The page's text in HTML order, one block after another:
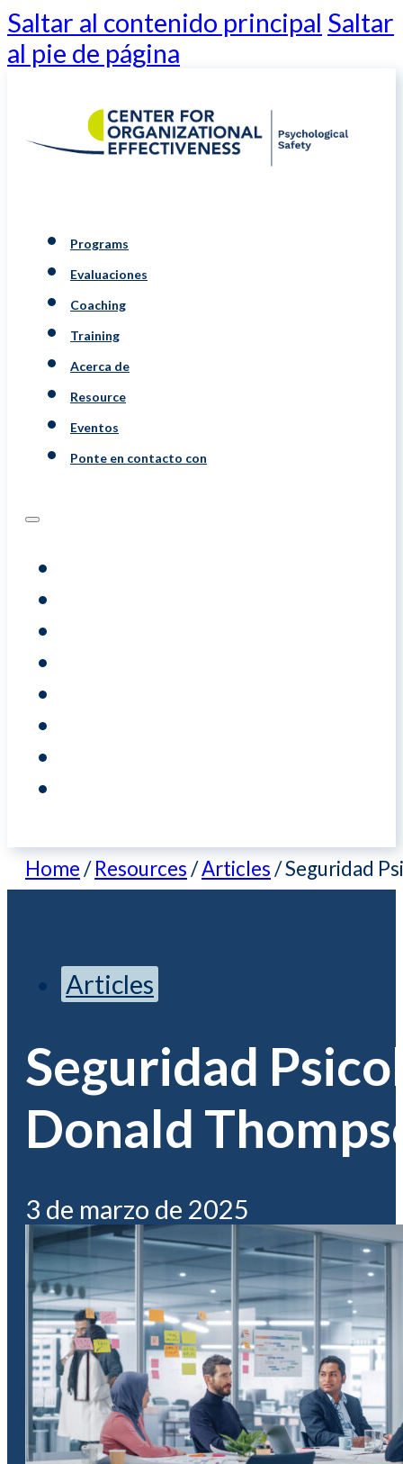
Saltar al contenido principal Saltar
al pie de página
Programs
Evaluaciones
Coaching
Training
Acerca de
Resource
Eventos
Ponte en contacto con
Home/Resources/Articles/Seguridad
Articles
Seguridad
Donald
3 de marzo de 2025